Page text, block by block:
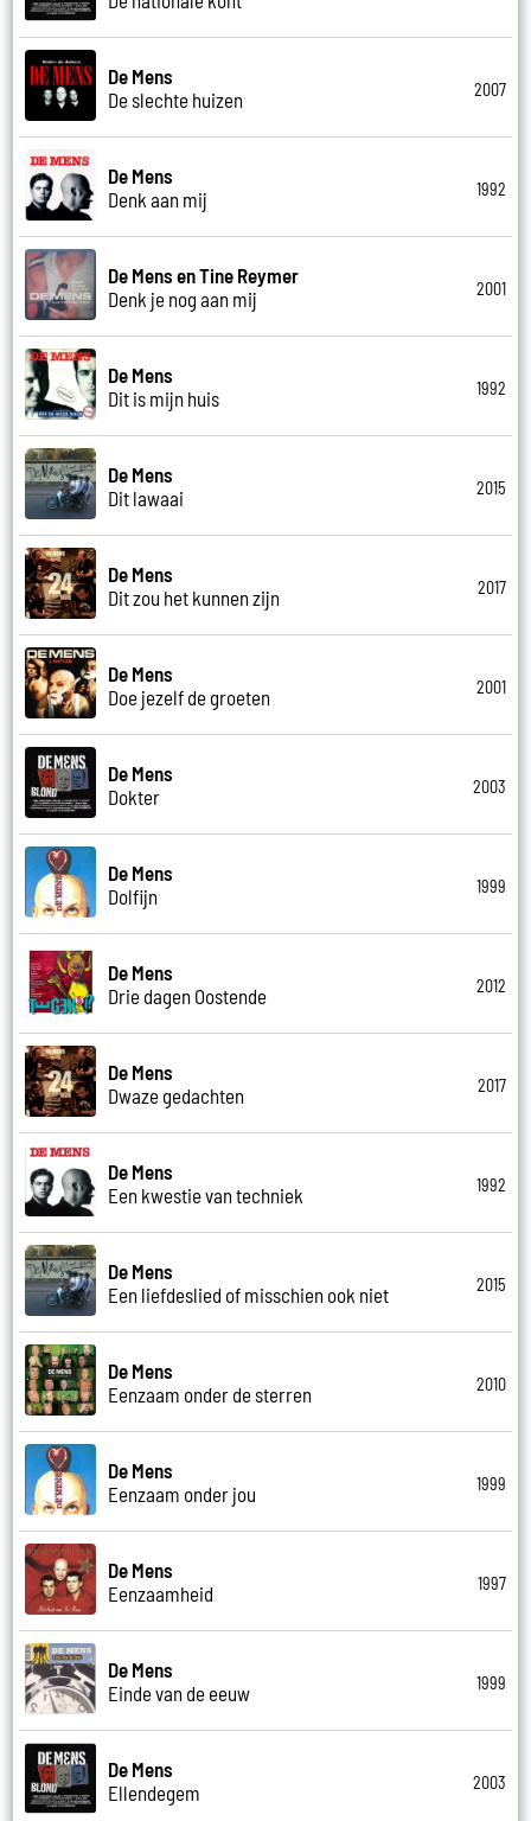
De Mens
De slechte huizen
2007
De Mens
Denk aan mij
1992
De Mens en Tine Reymer
Denk je nog aan mij
2001
De Mens
Dit is mijn huis
1992
De Mens
Dit lawaai
2015
De Mens
Dit zou het kunnen zijn
2017
De Mens
Doe jezelf de groeten
2001
De Mens
Dokter
2003
De Mens
Dolfijn
1999
De Mens
Drie dagen Oostende
2012
De Mens
Dwaze gedachten
2017
De Mens
Een kwestie van techniek
1992
De Mens
Een liefdeslied of misschien ook niet
2015
De Mens
Eenzaam onder de sterren
2010
De Mens
Eenzaam onder jou
1999
De Mens
Eenzaamheid
1997
De Mens
Einde van de eeuw
1999
De Mens
Ellendegem
2003